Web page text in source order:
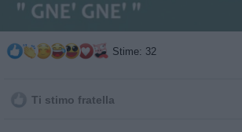
Stime: 32
Ti stimo fratella